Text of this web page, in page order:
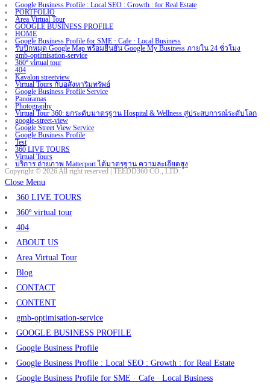
Google Business Profile : Local SEO : Growth : for Real Estate
PORTFOLIO
Area Virtual Tour
GOOGLE BUSINESS PROFILE
HOME
Google Business Profile for SME · Cafe · Local Business
รับปักหมุด Google Map พร้อมยืนยัน Google My Business ภายใน 24 ชั่วโมง
gmb-optimisation-service
360º virtual tour
404
Kavalon streetview
Virtual Tours กับอสังหาริมทรัพย์
Google Business Profile Service
Panoramas
Photography
Virtual Tour 360: ยกระดับมาตรฐาน Hospital & Wellness สู่ประสบการณ์ระดับโลก
google-street-view
Google Street View Service
Google Business Profile
Test
360 LIVE TOURS
Virtual Tours
บริการ ถ่ายภาพ Matterport ได้มาตรฐาน ความละเอียดสูง
Copyright © 2026 All right reserved | TEEDD360 CO., LTD.
Close Menu
360 LIVE TOURS
360º virtual tour
404
ABOUT US
Area Virtual Tour
Blog
CONTACT
CONTENT
gmb-optimisation-service
GOOGLE BUSINESS PROFILE
Google Business Profile
Google Business Profile : Local SEO : Growth : for Real Estate
Google Business Profile for SME · Cafe · Local Business